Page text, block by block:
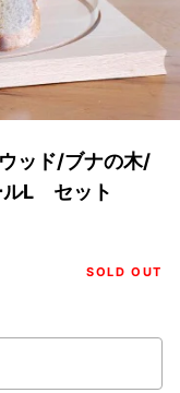
ッド/ブナの木/
ルL セット
SOLD OUT